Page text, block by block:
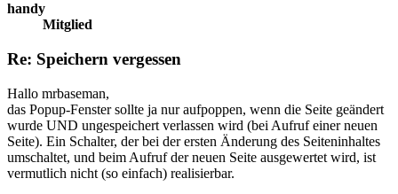
handy
Mitglied
Re: Speichern vergessen
Hallo mrbaseman,
das Popup-Fenster sollte ja nur aufpoppen, wenn die Seite geändert
wurde UND ungespeichert verlassen wird (bei Aufruf einer neuen
Seite). Ein Schalter, der bei der ersten Änderung des Seiteninhaltes
umschaltet, und beim Aufruf der neuen Seite ausgewertet wird, ist
vermutlich nicht (so einfach) realisierbar.